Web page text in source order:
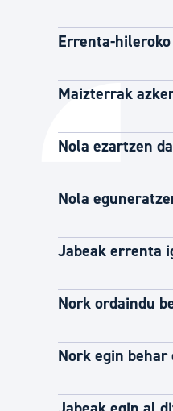
Errenta-hileroko
Maizterrak
Nola ezartzen
Nola
Jabeak errenta
Nork ordaindu
Nork egin